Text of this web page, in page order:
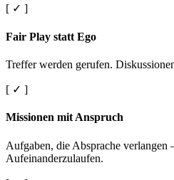
[ ✓ ]
Fair Play statt Ego
Treffer werden gerufen.
[ ✓ ]
Missionen mit Anspruch
Aufgaben, die Absprache
Aufeinanderzulaufen.